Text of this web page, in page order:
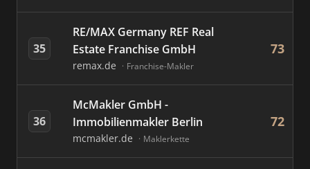
35
RE/MAX Germany REF Real
Estate Franchise GmbH
remax.de Franchise-Makler
73
36
McMakler GmbH -
Immobilienmakler Berlin
mcmakler.de Maklerkette
72